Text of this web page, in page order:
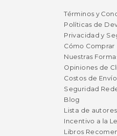
Términos y
Políticas de
Privacidad y
Cómo Comprar
Nuestras
Opiniones de
Costos de Envío
Seguridad
Blog
Lista de autores
Incentivo a la
Libros